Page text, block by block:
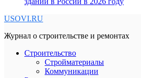
USOVI.RU
Журнал о строительстве и ремонтах
Строительство
Стройматериалы
Коммуникации